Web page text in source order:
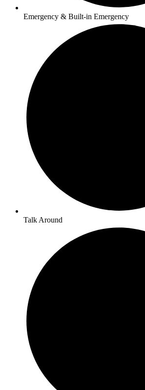
Emergency & Built-in Emergency
Talk Around